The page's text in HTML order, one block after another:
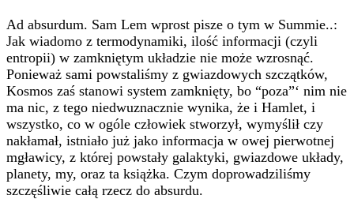
Ad absurdum. Sam Lem wprost pisze o tym w Summie..:
Jak wiadomo z termodynamiki, ilość informacji (czyli
entropii) w zamkniętym układzie nie może wzrosnąć.
Ponieważ sami powstaliśmy z gwiazdowych szczątków,
Kosmos zaś stanowi system zamknięty, bo “poza”‘ nim nie
ma nic, z tego niedwuznacznie wynika, że i Hamlet, i
wszystko, co w ogóle człowiek stworzył, wymyślił czy
nakłamał, istniało już jako informacja w owej pierwotnej
mgławicy, z której powstały galaktyki, gwiazdowe układy,
planety, my, oraz ta książka. Czym doprowadziliśmy
szczęśliwie całą rzecz do absurdu.